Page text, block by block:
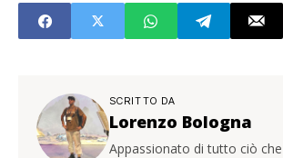
SCRITTO DA
Lorenzo Bologna
Appassionato di tutto ciò